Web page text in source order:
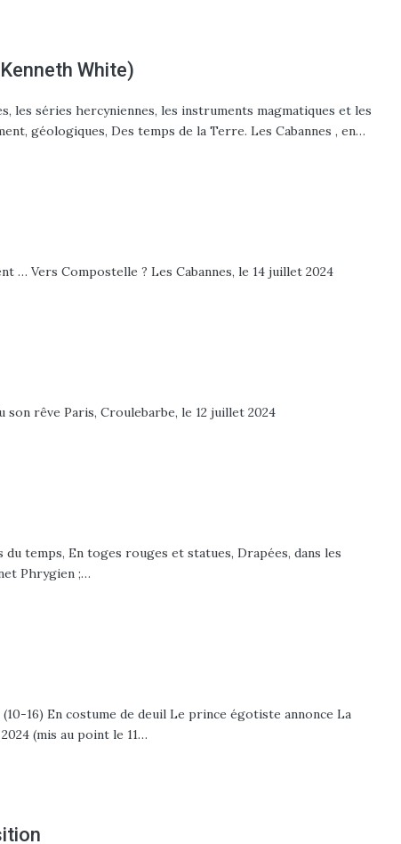
White)
les séries hercyniennes, les instruments magmatiques et les
géologiques, Des temps de la Terre. Les Cabannes , en…
… Vers Compostelle ? Les Cabannes, le 14 juillet 2024
son rêve Paris, Croulebarbe, le 12 juillet 2024
temps, En toges rouges et statues, Drapées, dans les
Phrygien ;…
16) En costume de deuil Le prince égotiste annonce La
(mis au point le 11…